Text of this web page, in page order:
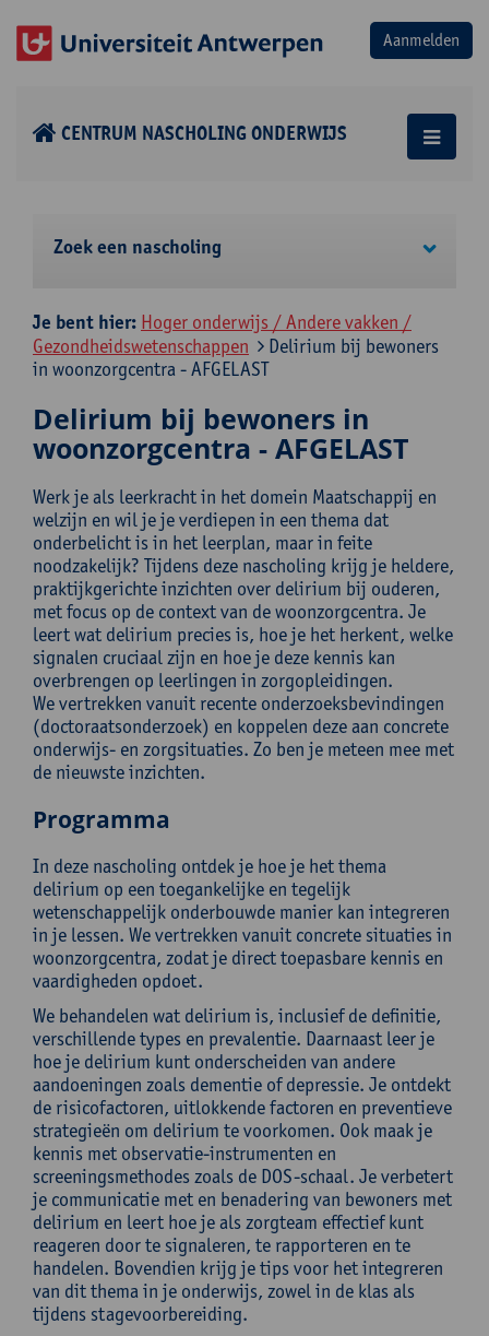
CENTRUM NASCHOLING ONDERWIJS
Zoek een nascholing
Je bent hier: Hoger onderwijs / Andere vakken /
Gezondheidswetenschappen
Delirium bij bewoners
in woonzorgcentra - AFGELAST
Delirium bij bewoners in
woonzorgcentra - AFGELAST
Werk je als leerkracht in het domein Maatschappij en
welzijn en wil je je verdiepen in een thema dat
onderbelicht is in het leerplan, maar in feite
noodzakelijk? Tijdens deze nascholing krijg je heldere,
praktijkgerichte inzichten over delirium bij ouderen,
met focus op de context van de woonzorgcentra. Je
leert wat delirium precies is, hoe je het herkent, welke
signalen cruciaal zijn en hoe je deze kennis kan
overbrengen op leerlingen in zorgopleidingen.
We vertrekken vanuit recente onderzoeksbevindingen
(doctoraatsonderzoek) en koppelen deze aan concrete
onderwijs- en zorgsituaties. Zo ben je meteen mee met
de nieuwste inzichten.
Programma
In deze nascholing ontdek je hoe je het thema
delirium op een toegankelijke en tegelijk
wetenschappelijk onderbouwde manier kan integreren
in je lessen. We vertrekken vanuit concrete situaties in
woonzorgcentra, zodat je direct toepasbare kennis en
vaardigheden opdoet.
We behandelen wat delirium is, inclusief de definitie,
verschillende types en prevalentie. Daarnaast leer je
hoe je delirium kunt onderscheiden van andere
aandoeningen zoals dementie of depressie. Je ontdekt
de risicofactoren, uitlokkende factoren en preventieve
strategieën om delirium te voorkomen. Ook maak je
kennis met observatie-instrumenten en
screeningsmethodes zoals de DOS-schaal. Je verbetert
je communicatie met en benadering van bewoners met
delirium en leert hoe je als zorgteam effectief kunt
reageren door te signaleren, te rapporteren en te
handelen. Bovendien krijg je tips voor het integreren
van dit thema in je onderwijs, zowel in de klas als
tijdens stagevoorbereiding.